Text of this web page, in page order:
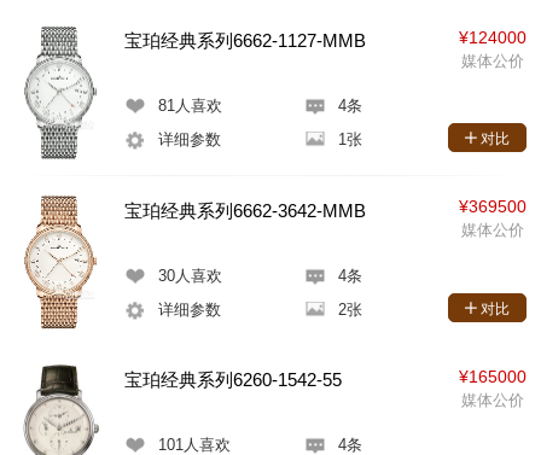
宝珀经典系列6662-1127-MMB
81人喜欢
4条
详细参数
1张
¥124000
媒体公价
对比
宝珀经典系列6662-3642-MMB
30人喜欢
4条
详细参数
2张
¥369500
媒体公价
对比
宝珀经典系列6260-1542-55
101人喜欢
4条
¥165000
媒体公价